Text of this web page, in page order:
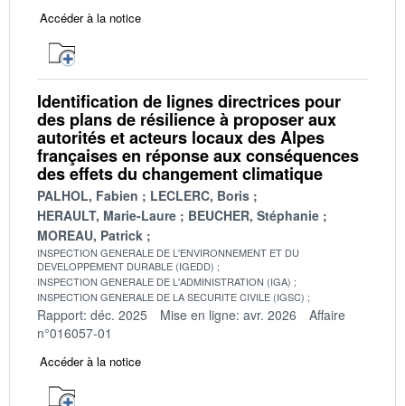
Accéder à la notice
Identification de lignes directrices pour
des plans de résilience à proposer aux
autorités et acteurs locaux des Alpes
françaises en réponse aux conséquences
des effets du changement climatique
PALHOL, Fabien
LECLERC, Boris
HERAULT, Marie-Laure
BEUCHER, Stéphanie
MOREAU, Patrick
INSPECTION GENERALE DE L'ENVIRONNEMENT ET DU
DEVELOPPEMENT DURABLE (IGEDD)
INSPECTION GENERALE DE L'ADMINISTRATION (IGA)
INSPECTION GENERALE DE LA SECURITE CIVILE (IGSC)
Rapport: déc. 2025 Mise en ligne: avr. 2026
Affaire
n°016057-01
Accéder à la notice